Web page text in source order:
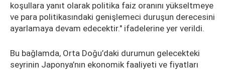
koşullara yanıt olarak politika faiz oranını yükseltmeye
ve para politikasındaki genişlemeci duruşun derecesini
ayarlamaya devam edecektir." ifadelerine yer verildi.
Bu bağlamda, Orta Doğu’daki durumun gelecekteki
seyrinin Japonya’nın ekonomik faaliyeti ve fiyatları